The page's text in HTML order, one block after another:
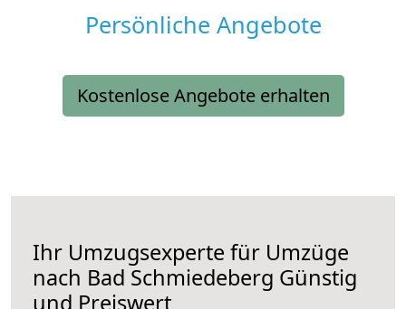
Persönliche Angebote
Kostenlose Angebote erhalten
Ihr Umzugsexperte für Umzüge
nach Bad Schmiedeberg Günstig
und Preiswert